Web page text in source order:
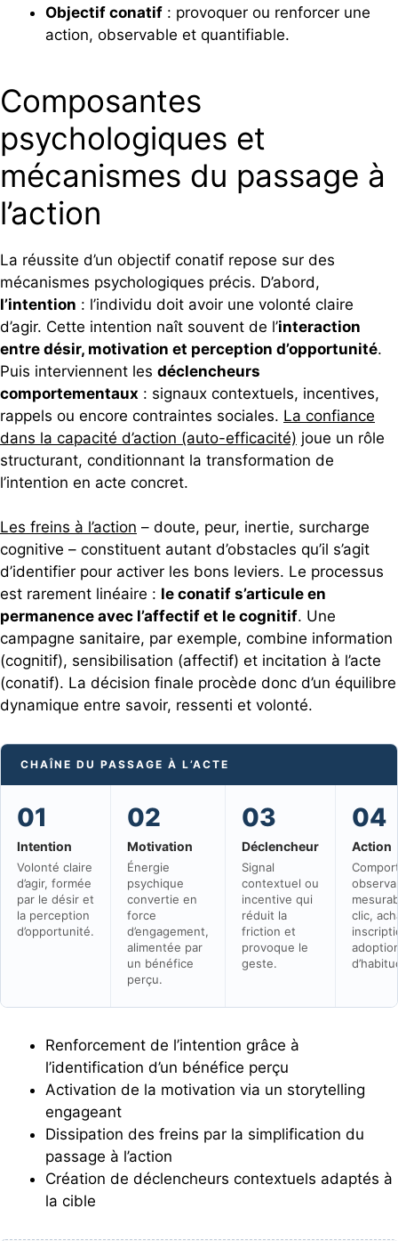
Objectif conatif : provoquer ou renforcer une
action, observable et quantifiable.
Composantes
psychologiques et
mécanismes du passage à
l’action
La réussite d’un objectif conatif repose sur des
mécanismes psychologiques précis. D’abord,
l’intention : l’individu doit avoir une volonté claire
d’agir. Cette intention naît souvent de l’interaction
entre désir, motivation et perception d’opportunité.
Puis interviennent les déclencheurs
comportementaux : signaux contextuels, incentives,
rappels ou encore contraintes sociales. La confiance
dans la capacité d’action (auto-efficacité) joue un rôle
structurant, conditionnant la transformation de
l’intention en acte concret.
Les freins à l’action – doute, peur, inertie, surcharge
cognitive – constituent autant d’obstacles qu’il s’agit
d’identifier pour activer les bons leviers. Le processus
est rarement linéaire : le conatif s’articule en
permanence avec l’affectif et le cognitif. Une
campagne sanitaire, par exemple, combine information
(cognitif), sensibilisation (affectif) et incitation à l’acte
(conatif). La décision finale procède donc d’un équilibre
dynamique entre savoir, ressenti et volonté.
CHAÎNE DU PASSAGE À L’ACTE
01
Intention
Volonté claire
d’agir, formée
par le désir et
la perception
d’opportunité.
02
Motivation
Énergie
psychique
convertie en
force
d’engagement,
alimentée par
un bénéfice
perçu.
03
Déclencheur
Signal
contextuel ou
incentive qui
réduit la
friction et
provoque le
geste.
04
Action
clic,
Renforcement de l’intention grâce à
l’identification d’un bénéfice perçu
Activation de la motivation via un storytelling
engageant
Dissipation des freins par la simplification du
passage à l’action
Création de déclencheurs contextuels adaptés à
la cible